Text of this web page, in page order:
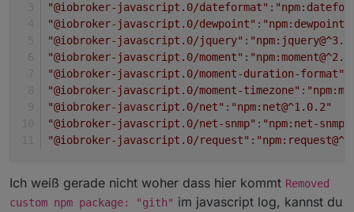
"@iobroker-javascript.0/dateformat" :
"@iobroker-javascript.0/dewpoint" :
"@iobroker-javascript.0/jquery" :
"@iobroker-javascript.0/moment" :
"@iobroker-javascript.0/moment-duration-format"
"@iobroker-javascript.0/moment-timezone" :
"@iobroker-javascript.0/net" : "npm:net@^1.0.2"
"@iobroker-javascript.0/net-snmp" : "npm:net-
"@iobroker-javascript.0/request" :
Ich weiß gerade nicht woher dass hier kommt Removed
custom npm package: "gith" im javascript log, kannst du